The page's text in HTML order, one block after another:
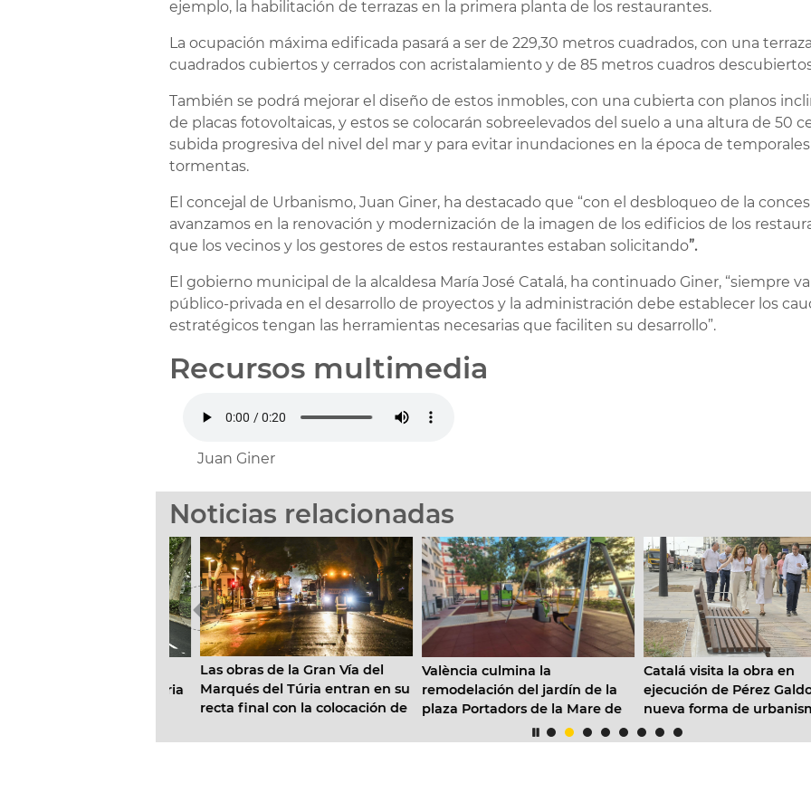
ejemplo, la habilitación de terrazas en la primera planta de los restaurantes.
La ocupación máxima edificada pasará a ser de 229,30 metros cuadrados, con una
cuadrados cubiertos y cerrados con acristalamiento y de 85 metros cuadros
También se podrá mejorar el diseño de estos inmobles, con una cubierta con planos
de placas fotovoltaicas, y estos se colocarán sobreelevados del suelo a una altura de 50
subida progresiva del nivel del mar y para evitar inundaciones en la época de
tormentas.
El concejal de Urbanismo, Juan Giner, ha destacado que “con el desbloqueo de la
avanzamos en la renovación y modernización de la imagen de los edificios de los
que los vecinos y los gestores de estos restaurantes estaban solicitando”.
El gobierno municipal de la alcaldesa María José Catalá, ha continuado Giner, “siempre
público-privada en el desarrollo de proyectos y la administración debe establecer los
estratégicos tengan las herramientas necesarias que faciliten su desarrollo”.
Recursos multimedia
Juan Giner
Noticias relacionadas
Las obras de la Gran Vía del
Marqués del Túria entran en su
recta final con la colocación de
fonoabsorbente
València culmina la
remodelación del jardín de la
plaza Portadors de la Mare de
Déu de Pinedo con una nueva
zona de juegos infantiles
Catalá visita la obra en
ejecución de Pérez Galdos,
nueva forma de urbanismo,
con más sombra y enfocado a
los vecinos”